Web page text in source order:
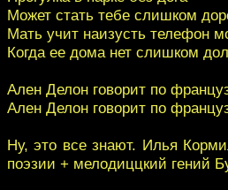
Может стать тебе слишком
Мать учит наизусть телефон
Когда ее дома нет слишком
Ален Делон говорит по
Ален Делон говорит по
Ну, это все знают. Илья
поэзии + мелодиццкий гений